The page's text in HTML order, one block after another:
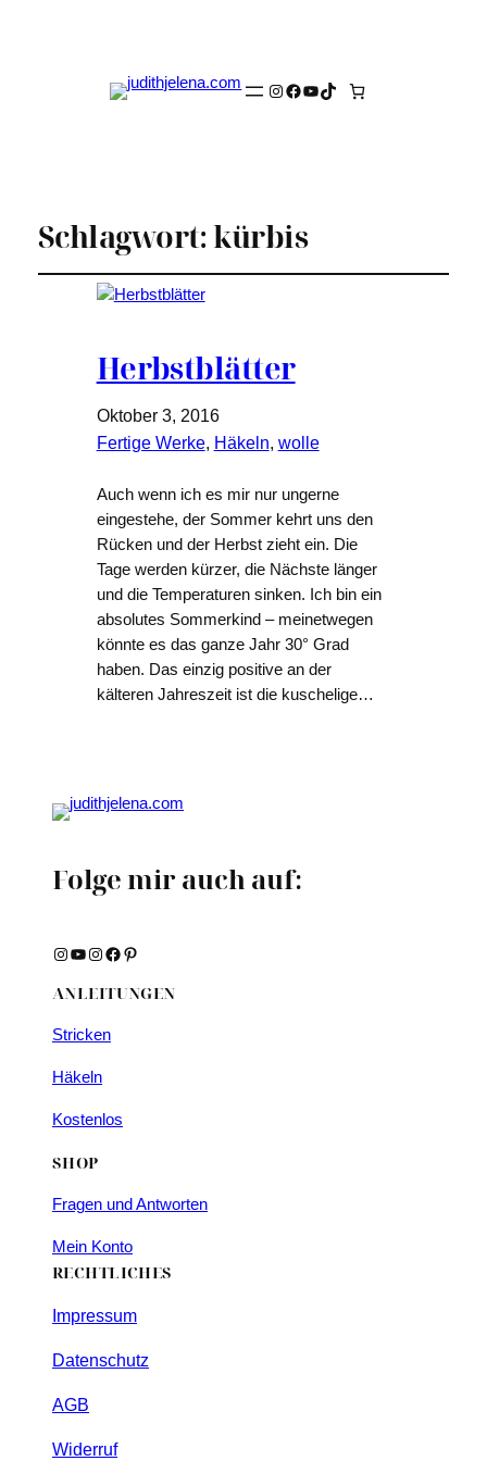
Instagram
Facebook
YouTube
TikTok
Schlagwort:kürbis
Herbstblätter
Oktober 3, 2016
Fertige Werke, Häkeln, wolle
Auch wenn ich es mir nur ungerne
eingestehe, der Sommer kehrt uns den
Rücken und der Herbst zieht ein. Die
Tage werden kürzer, die Nächste länger
und die Temperaturen sinken. Ich bin ein
absolutes Sommerkind – meinetwegen
könnte es das ganze Jahr 30° Grad
haben. Das einzig positive an der
kälteren Jahreszeit ist die kuschelige…
Folge mir auch auf:
Instagram YouTube Instagram Facebook Pinterest
ANLEITUNGEN
Stricken
Häkeln
Kostenlos
SHOP
Fragen und Antworten
Mein Konto
RECHTLICHES
Impressum
Datenschutz
AGB
Widerruf